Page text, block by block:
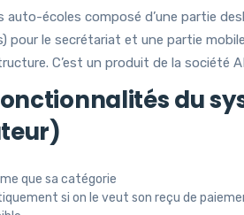
écoles composé d’une partie
le secrétariat et une partie
C’est un produit de la société
du
que sa catégorie
si on le veut son reçu de